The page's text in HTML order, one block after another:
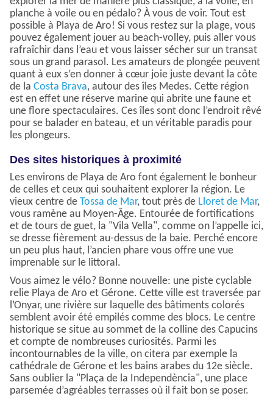
planche à voile ou en pédalo? À vous de voir. Tout est
possible à Playa de Aro! Si vous restez sur la plage, vous
pouvez également jouer au beach-volley, puis aller vous
rafraîchir dans l’eau et vous laisser sécher sur un transat
sous un grand parasol. Les amateurs de plongée peuvent
quant à eux s’en donner à cœur joie juste devant la côte
de la Costa Brava, autour des îles Medes. Cette région
est en effet une réserve marine qui abrite une faune et
une flore spectaculaires. Ces îles sont donc l’endroit rêvé
pour se balader en bateau, et un véritable paradis pour
les plongeurs.
Des sites historiques à proximité
Les environs de Playa de Aro font également le bonheur
de celles et ceux qui souhaitent explorer la région. Le
vieux centre de Tossa de Mar, tout près de Lloret de Mar,
vous ramène au Moyen-Âge. Entourée de fortifications
et de tours de guet, la "Vila Vella", comme on l’appelle ici,
se dresse fièrement au-dessus de la baie. Perché encore
un peu plus haut, l’ancien phare vous offre une vue
imprenable sur le littoral.
Vous aimez le vélo? Bonne nouvelle: une piste cyclable
relie Playa de Aro et Gérone. Cette ville est traversée par
l’Onyar, une rivière sur laquelle des bâtiments colorés
semblent avoir été empilés comme des blocs. Le centre
historique se situe au sommet de la colline des Capucins
et compte de nombreuses curiosités. Parmi les
incontournables de la ville, on citera par exemple la
cathédrale de Gérone et les bains arabes du 12e siècle.
Sans oublier la "Plaça de la Independència", une place
parsemée d’agréables terrasses où il fait bon se poser.